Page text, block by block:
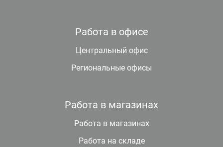
Работа в офисе
Центральный офис
Региональные офисы
Работа в магазинах
Работа в магазинах
Работа на складе